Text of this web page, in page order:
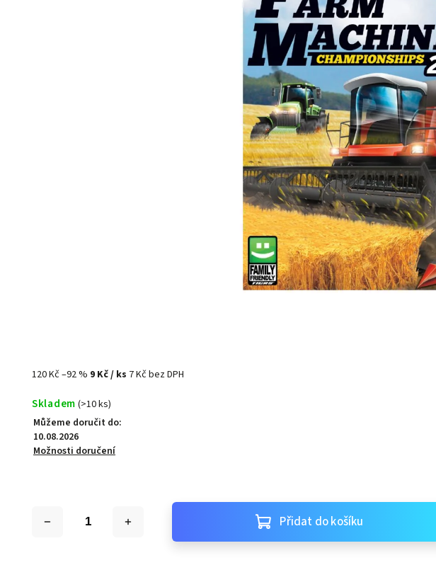
120 Kč–92 % 9 Kč/ ks 7 Kč bez DPH
Skladem (>10 ks)
Můžeme doručit do:
10.08.2026
Možnosti doručení
Přidat do košíku